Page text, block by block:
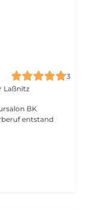
3
Laßnitz
BK